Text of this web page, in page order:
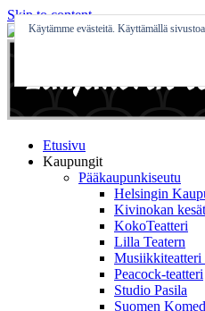
Skip to content
Etusivu
Kaupungit
Pääkaupunkiseutu
Helsingin
Kivinokan
KokoTeatteri
Lilla Teatern
Musiikkiteatteri
Peacock-teatteri
Studio Pasila
Suomen
Käytämme evästeitä. Käyttämällä